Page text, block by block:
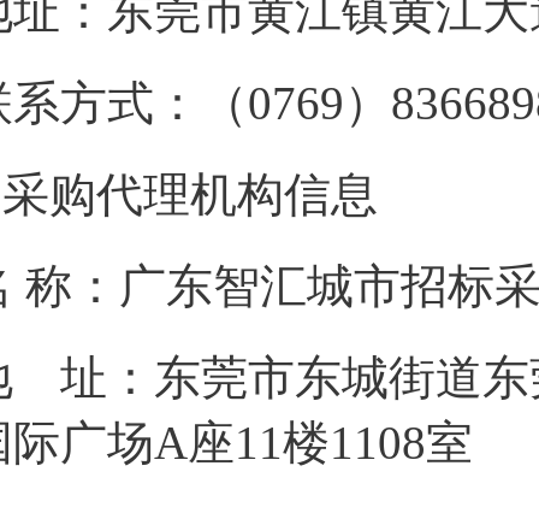
址：东莞市黄江镇黄江
系方式：（0769）
购代理机构信息
称：广东智汇城市招标
址：东莞市东城街道东
际广场A座11楼1108室